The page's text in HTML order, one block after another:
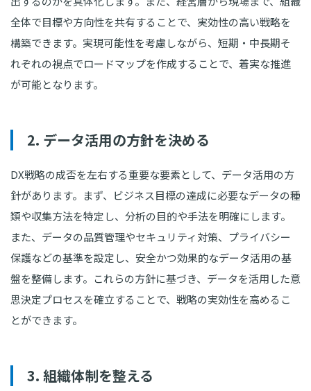
全体で目標や方向性を共有することで、実効性の高い戦略を
構築できます。実現可能性を考慮しながら、短期・中長期そ
れぞれの視点でロードマップを作成することで、着実な推進
が可能となります。
2. データ活用の方針を決める
DX戦略の成否を左右する重要な要素として、データ活用の方
針があります。まず、ビジネス目標の達成に必要なデータの種
類や収集方法を特定し、分析の目的や手法を明確にします。
また、データの品質管理やセキュリティ対策、プライバシー
保護などの基準を設定し、安全かつ効果的なデータ活用の基
盤を整備します。これらの方針に基づき、データを活用した意
思決定プロセスを確立することで、戦略の実効性を高めるこ
とができます。
3. 組織体制を整える